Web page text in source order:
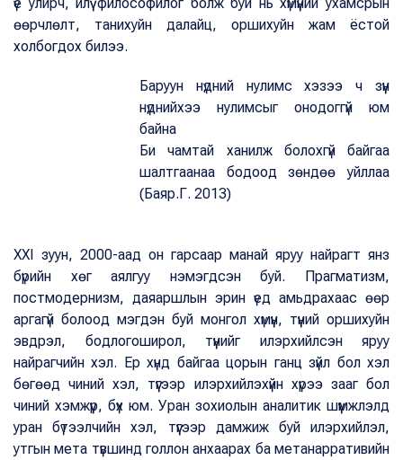
өөрчлөлт, танихуйн далайц, оршихуйн жам ёстой
холбогдох билээ.
Баруун нүдний нулимс хэзээ ч зүүн
нүднийхээ нулимсыг онодоггүй юм
байна
Би чамтай ханилж болохгүй байгаа
шалтгаанаа бодоод зөндөө уйллаа
(Баяр.Г. 2013)
ХХI зуун, 2000-аад он гарсаар манай яруу найрагт янз
бүрийн хөг аялгуу нэмэгдсэн буй. Прагматизм,
постмодернизм, даяаршлын эрин үед амьдрахаас өөр
аргагүй болоод мэгдэн буй монгол хүмүүн, түүний оршихуйн
эвдрэл, бодлогоширол, түүнийг илэрхийлсэн яруу
найрагчийн хэл. Ер хүнд байгаа цорын ганц зүйл бол хэл
бөгөөд чиний хэл, түүгээр илэрхийлэхүйн хүрээ зааг бол
чиний хэмжүүр, бүх юм. Уран зохиолын аналитик шүүмжлэлд
уран бүтээлчийн хэл, түүгээр дамжиж буй илэрхийлэл,
утгын мета түвшинд голлон анхаарах ба метанарративийн